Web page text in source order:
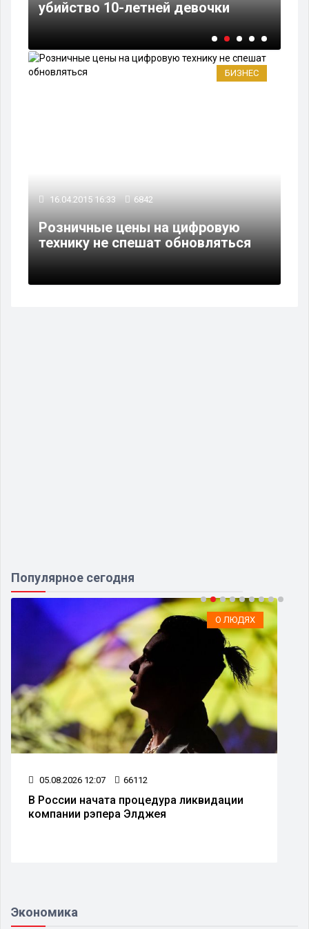
убийство 10-летней девочки
БИЗНЕС
16.04.2015 16:33 6842
Розничные цены на цифровую
технику не спешат обновляться
Популярное сегодня
О ЛЮДЯХ
05.08.2026 12:07 66112
В России начата процедура ликвидации
компании рэпера Элджея
Экономика